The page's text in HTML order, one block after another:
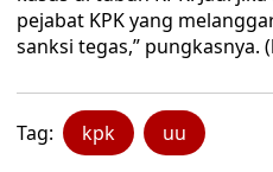
pejabat KPK yang
sanksi tegas,” pungkasnya.
Tag: kpk uu